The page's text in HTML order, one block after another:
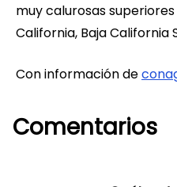
muy calurosas
California, Baja California
Con información de
Comentarios